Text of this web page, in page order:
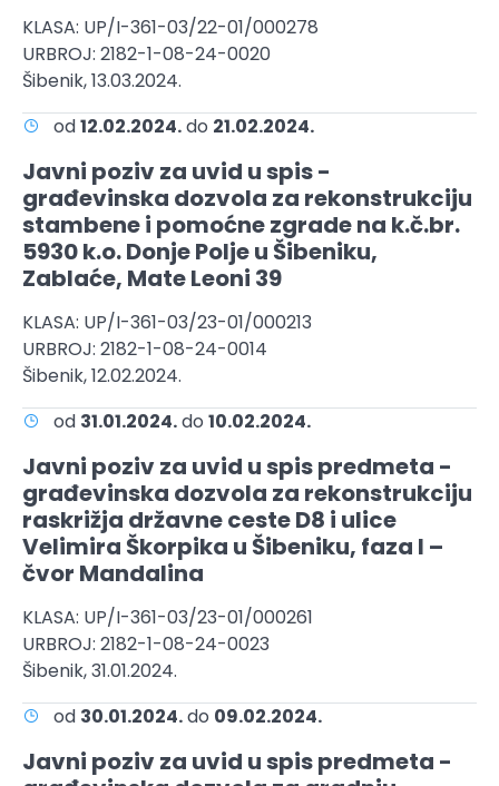
KLASA: UP/I-361-03/22-01/000278
URBROJ: 2182-1-08-24-0020
Šibenik, 13.03.2024.
od12.02.2024.do 21.02.2024.
Javni poziv za uvid u spis -
građevinska dozvola za rekonstrukciju
stambene i pomoćne zgrade na k.č.br.
5930 k.o. Donje Polje u Šibeniku,
Zablaće, Mate Leoni 39
KLASA: UP/I-361-03/23-01/000213
URBROJ: 2182-1-08-24-0014
Šibenik, 12.02.2024.
od 31.01.2024.do 10.02.2024.
Javni poziv za uvid u spis predmeta -
građevinska dozvola za rekonstrukciju
raskrižja državne ceste D8 i ulice
Velimira Škorpika u Šibeniku, faza I –
čvor Mandalina
KLASA: UP/I-361-03/23-01/000261
URBROJ: 2182-1-08-24-0023
Šibenik, 31.01.2024.
od 30.01.2024.do 09.02.2024.
Javni poziv za uvid u spis predmeta -